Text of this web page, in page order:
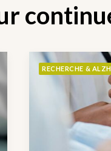
RECHERCHE &